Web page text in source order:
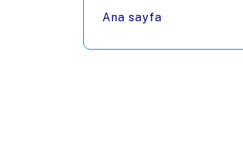
Ana sayfa